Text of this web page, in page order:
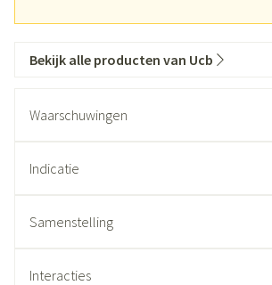
Bekijk alle producten van Ucb
Waarschuwingen
Indicatie
Samenstelling
Interacties